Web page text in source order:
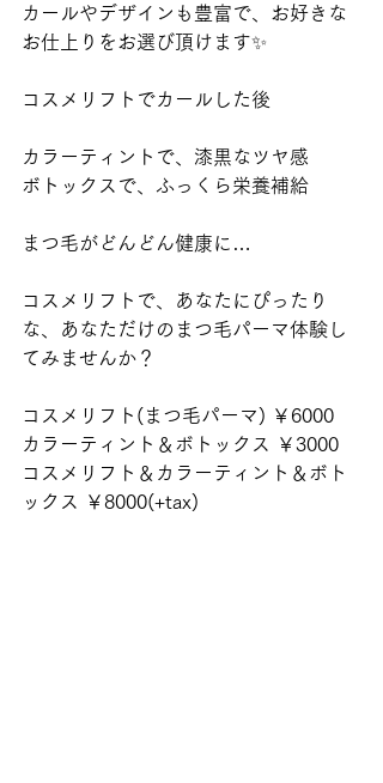
カールやデザインも豊富で、お好きな
お仕上りをお選び頂けます✨
コスメリフトでカールした後
カラーティントで、漆黒なツヤ感
ボトックスで、ふっくら栄養補給
まつ毛がどんどん健康に…
コスメリフトで、あなたにぴったり
な、あなただけのまつ毛パーマ体験し
てみませんか？
コスメリフト(まつ毛パーマ) ￥6000
カラーティント＆ボトックス ￥3000
コスメリフト＆カラーティント＆ボト
ックス ￥8000(+tax)